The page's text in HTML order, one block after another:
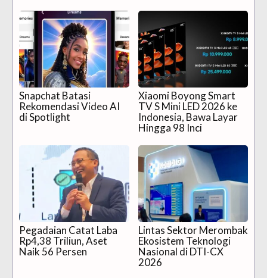
Snapchat Batasi
Rekomendasi Video AI
di Spotlight
Xiaomi Boyong Smart
TV S Mini LED 2026 ke
Indonesia, Bawa Layar
Hingga 98 Inci
Pegadaian Catat Laba
Rp4,38 Triliun, Aset
Naik 56 Persen
Lintas Sektor Merombak
Ekosistem Teknologi
Nasional di DTI-CX
2026